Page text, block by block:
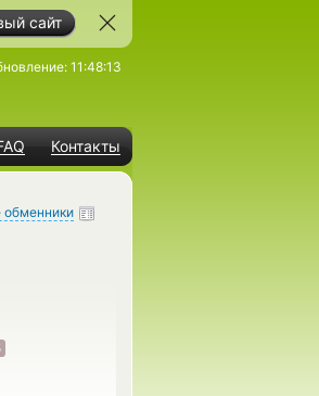
сайт
Контакты
11:48:13
обменники